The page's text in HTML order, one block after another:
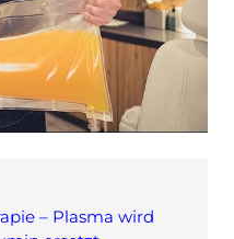
– Plasma wird